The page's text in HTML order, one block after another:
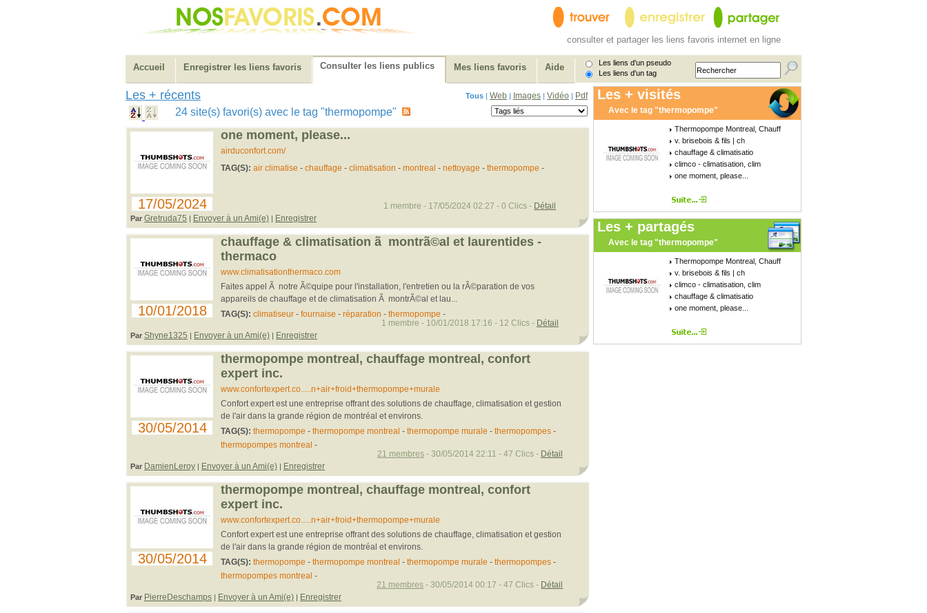
consulter et partager les liens favoris internet en ligne
Accueil Enregistrer les liens favoris Consulter les liens publics Mes liens favoris Aide
Les liens d'un pseudo
Les liens d'un tag
Les + récents Tous | Web | Images | Vidéo | Pdf
24 site(s) favori(s) avec le tag "thermopompe"
17/05/2024
one moment, please...
airduconfort.com/
TAG(S): air climatise - chauffage - climatisation - montreal - nettoyage - thermopompe -
Par Gretruda75 | Envoyer à un Ami(e) | Enregistrer
1 membre - 17/05/2024 02:27 - 0 Clics - Détail
10/01/2018
chauffage & climatisation ã montrã©al et laurentides -
thermaco
www.climatisationthermaco.com
Faites appel Ã notre Ã©quipe pour l'installation, l'entretien ou la rÃ©paration de vos
appareils de chauffage et de climatisation Ã montrÃ©al et lau...
TAG(S): climatiseur- fournaise - réparation - thermopompe -
Par Shyne1325 | Envoyer à un Ami(e) | Enregistrer
1 membre - 10/01/2018 17:16 - 12 Clics - Détail
30/05/2014
thermopompe montreal, chauffage montreal, confort
expert inc.
www.confortexpert.co.....n+air+froid+thermopompe+murale
Confort expert est une entreprise offrant des solutions de chauffage, climatisation et gestion
de l'air dans la grande région de montréal et environs.
TAG(S): thermopompe - thermopompe montreal - thermopompe murale - thermopompes-
thermopompes montreal -
Par DamienLeroy | Envoyer à un Ami(e) | Enregistrer
21 membres- 30/05/2014 22:11 - 47 Clics - Détail
30/05/2014
thermopompe montreal, chauffage montreal, confort
expert inc.
www.confortexpert.co.....n+air+froid+thermopompe+murale
Confort expert est une entreprise offrant des solutions de chauffage, climatisation et gestion
de l'air dans la grande région de montréal et environs.
TAG(S): thermopompe - thermopompe montreal - thermopompe murale - thermopompes-
thermopompes montreal -
Par PierreDeschamps | Envoyer à un Ami(e) | Enregistrer
21 membres - 30/05/2014 00:17 - 47 Clics - Détail
Les + visités
Avec le tag "thermopompe"
Thermopompe Montreal, Chauff
v. brisebois & fils | ch
chauffage & climatisatio
climco - climatisation, clim
one moment, please...
Les + partagés
Avec le tag "thermopompe"
Thermopompe Montreal, Chauff
v. brisebois & fils | ch
climco - climatisation, clim
chauffage & climatisatio
one moment, please...